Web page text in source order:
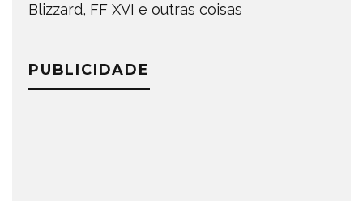
Blizzard, FF XVI e outras coisas
PUBLICIDADE